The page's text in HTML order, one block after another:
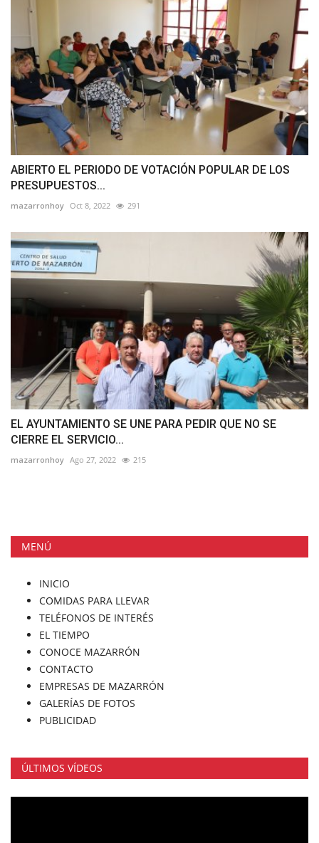
ABIERTO EL PERIODO DE VOTACIÓN POPULAR DE LOS
PRESUPUESTOS...
mazarronhoy Oct 8, 2022 291
EL AYUNTAMIENTO SE UNE PARA PEDIR QUE NO SE
CIERRE EL SERVICIO...
mazarronhoy Ago 27, 2022 215
MENÚ
INICIO
COMIDAS PARA LLEVAR
TELÉFONOS DE INTERÉS
EL TIEMPO
CONOCE MAZARRÓN
CONTACTO
EMPRESAS DE MAZARRÓN
GALERÍAS DE FOTOS
PUBLICIDAD
ÚLTIMOS VÍDEOS